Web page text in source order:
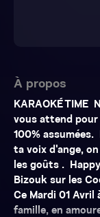
À propos
KARAOKÉ TIME
vous attend pour
100%
ta voix d'ange,
les goûts .
Bizouk sur les
Ce Mardi 01 Avril
famille, en